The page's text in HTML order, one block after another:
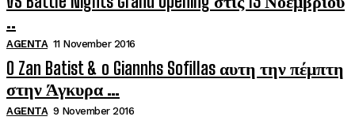
..
AGENTA 11 November 2016
O Zan Batist & o Giannhs Sofillas αυτη την πέμπτη
στην Άγκυρα …
AGENTA 9 November 2016